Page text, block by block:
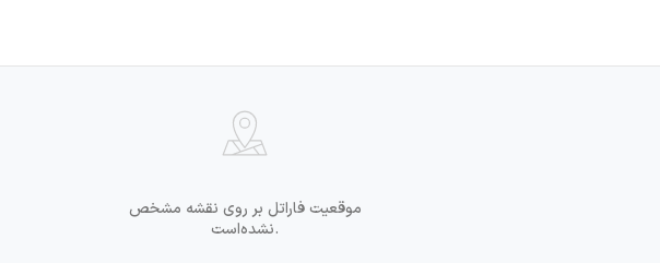
موقعیت فاراتل بر روی نقشه مشخص
نشده‌است.